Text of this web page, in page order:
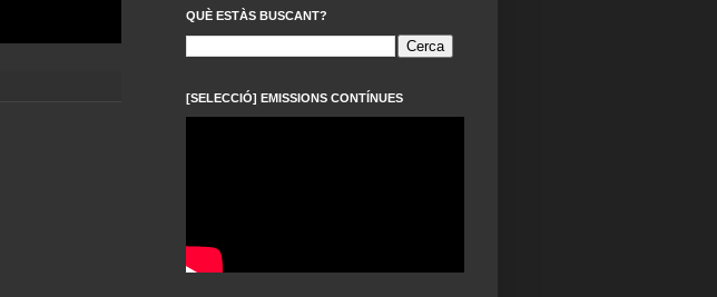
QUÈ ESTÀS BUSCANT?
[SELECCIÓ] EMISSIONS CONTÍNUES